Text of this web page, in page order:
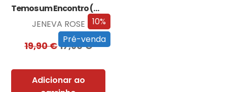
10%
Pré-venda
Temos um Encontro (Outra Vez) – Edição…
JENEVA ROSE
19,90€17,90€
Adicionar ao